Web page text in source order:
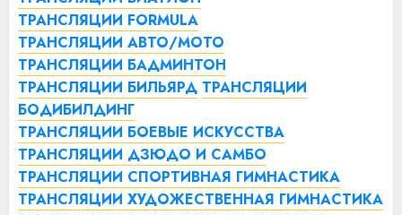
ТРАНСЛЯЦИИ FORMULA
ТРАНСЛЯЦИИ АВТО/МОТО
ТРАНСЛЯЦИИ БАДМИНТОН
ТРАНСЛЯЦИИ БИЛЬЯРД ТРАНСЛЯЦИИ
БОДИБИЛДИНГ
ТРАНСЛЯЦИИ БОЕВЫЕ ИСКУССТВА
ТРАНСЛЯЦИИ ДЗЮДО И САМБО
ТРАНСЛЯЦИИ СПОРТИВНАЯ ГИМНАСТИКА
ТРАНСЛЯЦИИ ХУДОЖЕСТВЕННАЯ ГИМНАСТИКА